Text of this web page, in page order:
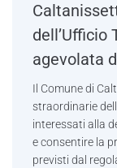
dell’Ufficio
agevolata
Il Comune di
straordinarie
interessati alla
e consentire la
previsti dal